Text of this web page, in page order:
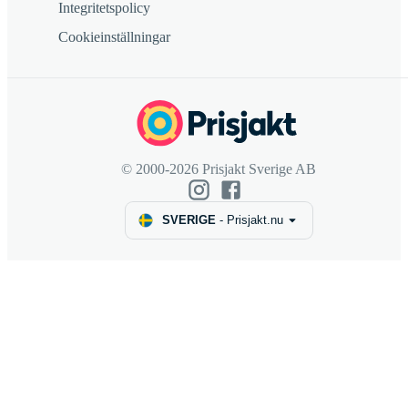
Integritetspolicy
Cookieinställningar
© 2000-2026 Prisjakt Sverige AB
SVERIGE- Prisjakt.nu